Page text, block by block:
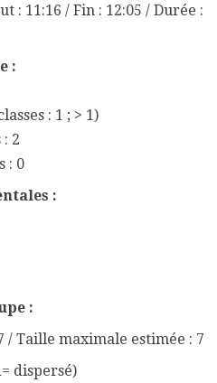
: 11:16 / Fin : 12:05 / Durée :
:
: 1 ; > 1)
2
: 0
:
:
Taille maximale estimée : 7
dispersé)